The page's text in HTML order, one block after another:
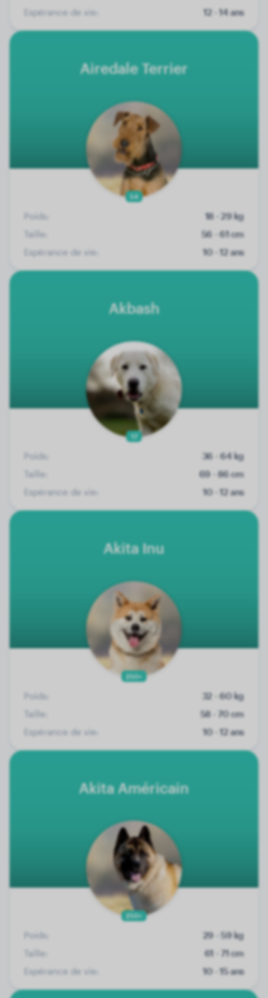
Espérance de vie:
12 - 14 ans
Airedale Terrier
54
Poids:
18 - 29 kg
Taille:
56 - 61 cm
Espérance de vie:
10 - 12 ans
Akbash
17
Poids:
36 - 64 kg
Taille:
69 - 86 cm
Espérance de vie:
10 - 12 ans
Akita Inu
250+
Poids:
32 - 60 kg
Taille:
58 - 70 cm
Espérance de vie:
10 - 12 ans
Akita Américain
250+
Poids:
29 - 59 kg
Taille:
61 - 71 cm
Espérance de vie:
10 - 15 ans